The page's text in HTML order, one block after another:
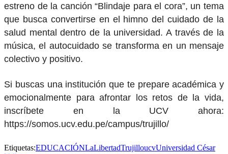
estreno de la canción “Blindaje para el cora”, un tema
que busca convertirse en el himno del cuidado de la
salud mental dentro de la universidad. A través de la
música, el autocuidado se transforma en un mensaje
colectivo y positivo.
Si buscas una institución que te prepare académica y
emocionalmente para afrontar los retos de la vida,
inscríbete en la UCV ahora:
https://somos.ucv.edu.pe/campus/trujillo/
Etiquetas:EDUCACIÓNLaLibertadTrujilloucvUniversidad César